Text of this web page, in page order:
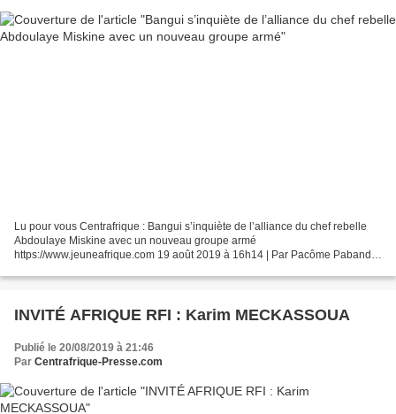
Lu pour vous Centrafrique : Bangui s’inquiète de l’alliance du chef rebelle
Abdoulaye Miskine avec un nouveau groupe armé
https://www.jeuneafrique.com 19 août 2019 à 16h14 | Par Pacôme Pabandji
INVITÉ AFRIQUE RFI : Karim MECKASSOUA
Publié le 20/08/2019 à 21:46
Par Centrafrique-Presse.com